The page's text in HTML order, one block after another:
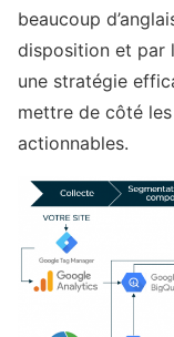
beaucoup
disposition et par
une stratégie
mettre de côté
actionnables.